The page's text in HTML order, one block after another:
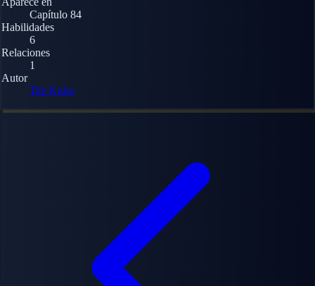
Capítulo 84
Habilidades
6
Relaciones
1
Autor
Tite Kubo